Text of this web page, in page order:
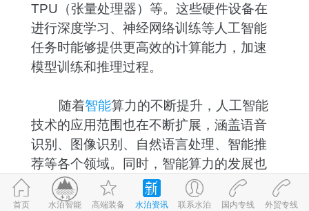
TPU（张量处理器）等。这些硬件设备在
进行深度学习、神经网络训练等人工智能
任务时能够提供更高效的计算能力，加速
模型训练和推理过程。
随着智能算力的不断提升，人工智能
技术的应用范围也在不断扩展，涵盖语音
识别、图像识别、自然语言处理、智能推
荐等各个领域。同时，智能算力的发展也
推动了人工智能技术的持续创新和进步，
为各行业带来了更多的智能化解决方案和
©2017-2026水泊智能 鲁ICP备09059980号-1 鲁公网安备 37083202370898号
首页 水泊智能 高端装备 水泊资讯 联系水泊 国内专线 外贸专线